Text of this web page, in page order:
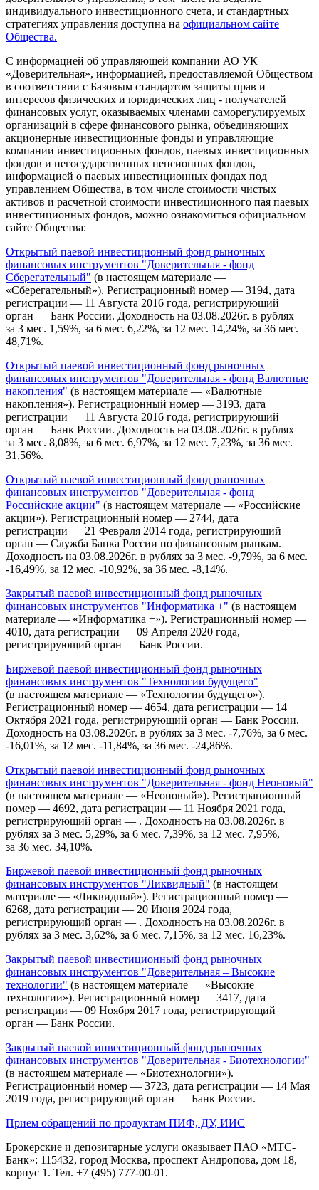
индивидуального инвестиционного счета, и стандартных
стратегиях управления доступна на официальном сайте
Общества.
С информацией об управляющей компании АО УК
«Доверительная», информацией, предоставляемой Обществом
в соответствии с Базовым стандартом защиты прав и
интересов физических и юридических лиц - получателей
финансовых услуг, оказываемых членами саморегулируемых
организаций в сфере финансового рынка, объединяющих
акционерные инвестиционные фонды и управляющие
компании инвестиционных фондов, паевых инвестиционных
фондов и негосударственных пенсионных фондов,
информацией о паевых инвестиционных фондах под
управлением Общества, в том числе стоимости чистых
активов и расчетной стоимости инвестиционного пая паевых
инвестиционных фондов, можно ознакомиться официальном
сайте Общества:
Открытый паевой инвестиционный фонд рыночных
финансовых инструментов "Доверительная - фонд
Сберегательный" (в настоящем материале —
«Сберегательный»). Регистрационный номер — 3194, дата
регистрации — 11 Августа 2016 года, регистрирующий
орган — Банк России. Доходность на 03.08.2026г. в рублях
за 3 мес. 1,59%, за 6 мес. 6,22%, за 12 мес. 14,24%, за 36 мес.
48,71%.
Открытый паевой инвестиционный фонд рыночных
финансовых инструментов "Доверительная - фонд Валютные
накопления" (в настоящем материале — «Валютные
накопления»). Регистрационный номер — 3193, дата
регистрации — 11 Августа 2016 года, регистрирующий
орган — Банк России. Доходность на 03.08.2026г. в рублях
за 3 мес. 8,08%, за 6 мес. 6,97%, за 12 мес. 7,23%, за 36 мес.
31,56%.
Открытый паевой инвестиционный фонд рыночных
финансовых инструментов "Доверительная - фонд
Российские акции" (в настоящем материале — «Российские
акции»). Регистрационный номер — 2744, дата
регистрации — 21 Февраля 2014 года, регистрирующий
орган — Служба Банка России по финансовым рынкам.
Доходность на 03.08.2026г. в рублях за 3 мес. -9,79%, за 6 мес.
-16,49%, за 12 мес. -10,92%, за 36 мес. -8,14%.
Закрытый паевой инвестиционный фонд рыночных
финансовых инструментов "Информатика +" (в настоящем
материале — «Информатика +»). Регистрационный номер —
4010, дата регистрации — 09 Апреля 2020 года,
регистрирующий орган — Банк России.
Биржевой паевой инвестиционный фонд рыночных
финансовых инструментов "Технологии будущего"
(в настоящем материале — «Технологии будущего»).
Регистрационный номер — 4654, дата регистрации — 14
Октября 2021 года, регистрирующий орган — Банк России.
Доходность на 03.08.2026г. в рублях за 3 мес. -7,76%, за 6 мес.
-16,01%, за 12 мес. -11,84%, за 36 мес. -24,86%.
Открытый паевой инвестиционный фонд рыночных
финансовых инструментов "Доверительная - фонд Неоновый"
(в настоящем материале — «Неоновый»). Регистрационный
номер — 4692, дата регистрации — 11 Ноября 2021 года,
регистрирующий орган — . Доходность на 03.08.2026г. в
рублях за 3 мес. 5,29%, за 6 мес. 7,39%, за 12 мес. 7,95%,
за 36 мес. 34,10%.
Биржевой паевой инвестиционный фонд рыночных
финансовых инструментов "Ликвидный" (в настоящем
материале — «Ликвидный»). Регистрационный номер —
6268, дата регистрации — 20 Июня 2024 года,
регистрирующий орган — . Доходность на 03.08.2026г. в
рублях за 3 мес. 3,62%, за 6 мес. 7,15%, за 12 мес. 16,23%.
Закрытый паевой инвестиционный фонд рыночных
финансовых инструментов "Доверительная – Высокие
технологии" (в настоящем материале — «Высокие
технологии»). Регистрационный номер — 3417, дата
регистрации — 09 Ноября 2017 года, регистрирующий
орган — Банк России.
Закрытый паевой инвестиционный фонд рыночных
финансовых инструментов "Доверительная - Биотехнологии"
(в настоящем материале — «Биотехнологии»).
Регистрационный номер — 3723, дата регистрации — 14 Мая
2019 года, регистрирующий орган — Банк России.
Прием обращений по продуктам ПИФ, ДУ, ИИС
Брокерские и депозитарные услуги оказывает ПАО «МТС-
Банк»: 115432, город Москва, проспект Андропова, дом 18,
корпус 1. Тел. +7 (495) 777-00-01.